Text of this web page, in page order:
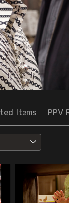
Items PPV